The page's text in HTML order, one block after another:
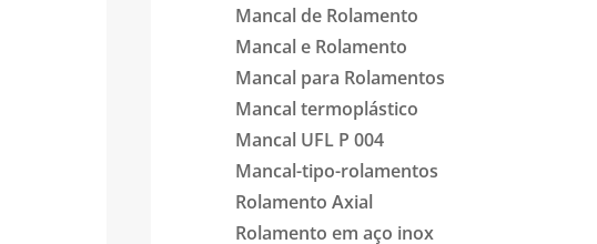
Mancal de Rolamento
Mancal e Rolamento
Mancal para Rolamentos
Mancal termoplástico
Mancal UFL P 004
Mancal-tipo-rolamentos
Rolamento Axial
Rolamento em aço inox